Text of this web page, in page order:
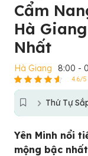
Cẩm
Hà
Nhất
Hà Giang 8:00 -
4.6/5
Thứ Tự
Yên Minh nổi
mộng bậc